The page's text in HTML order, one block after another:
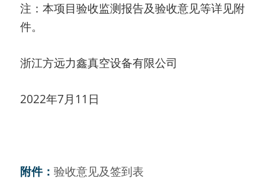
注：本项目验收监测报告及验收意见等详见附
件。
浙江方远力鑫真空设备有限公司
2022年7月 11 日
附件： 验收意见及签到表